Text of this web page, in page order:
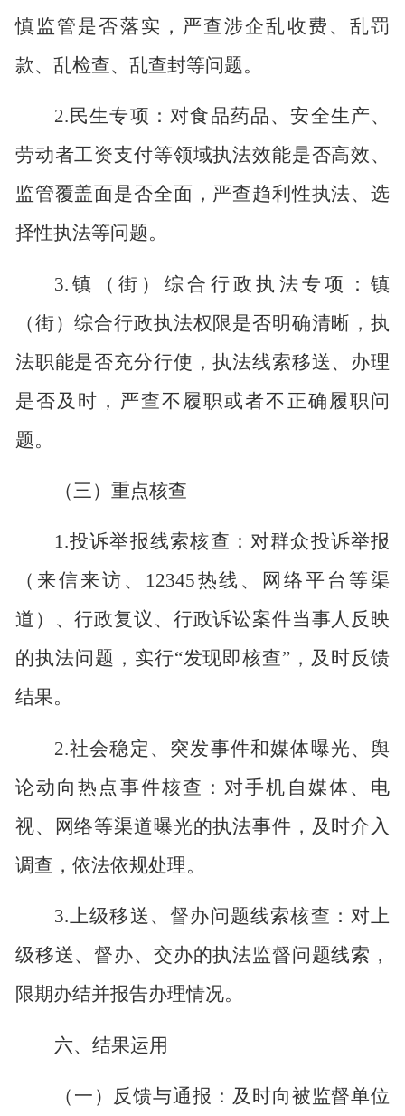
慎监管是否落实，严查涉企乱收费、乱罚
款、乱检查、乱查封等问题。
2. 民生专项：对食品药品、安全生产、
劳动者工资支付等领域执法效能是否高效、
监管覆盖面是否全面，严查趋利性执法、选
择性执法等问题。
3. 镇（街）综合行政执法专项：镇
（街）综合行政执法权限是否明确清晰，执
法职能是否充分行使，执法线索移送、办理
是否及时，严查不履职或者不正确履职问
题。
（三）重点核查
1.投诉举报线索核查：对群众投诉举报
（来信来访、
12345热线、网络平台等渠
道）、行政复议、行政诉讼案件当事人反映
的执法问题，实行“发现即核查” ，及时反馈
结果。
2.社会稳定、突发事件和媒体曝光、舆
论动向热点事件核查：对手机自媒体、电
视、网络等渠道曝光的执法事件，及时介入
调查，依法依规处理。
3.上级移送、督办问题线索核查：对上
级移送、督办、交办的执法监督问题线索，
限期办结并报告办理情况。
六、结果运用
（一）反馈与通报：及时向被监督单位